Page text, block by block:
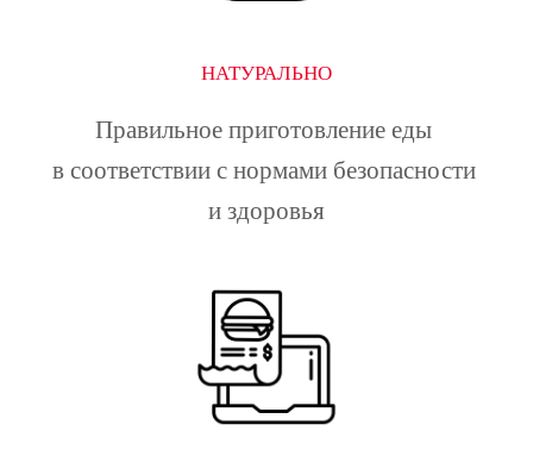
НАТУРАЛЬНО
Правильное приготовление еды
в соответствии с нормами безопасности
и здоровья